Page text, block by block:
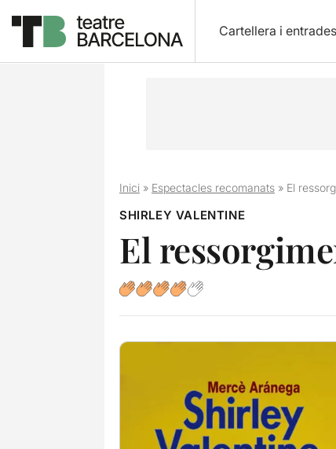
Cartellera i entrades
Inici» Espectacles recomanats» El
SHIRLEY VALENTINE
El